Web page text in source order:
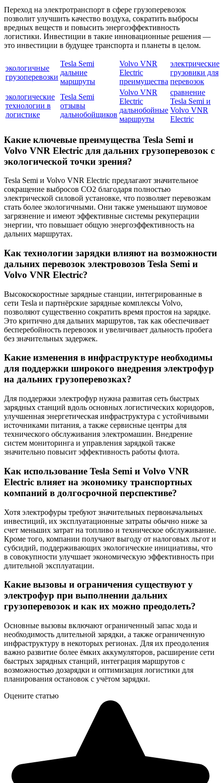
Переход на электротранспорт в сфере грузоперевозок
позволит улучшить качество воздуха, сократить выбросы
вредных веществ и повысить энергоэффективность
логистики. Инвестиции в такие инновационные решения —
это инвестиции в будущее транспорта и планеты в целом.
экологичные
грузоперевозки
Tesla Semi
дальние
маршруты
Volvo VNR
Electric
преимущества
электрические
грузовики для
перевозок
экологические
технологии в
логистике
Tesla Semi
отзывы
дальнобойщиков
Volvo VNR
Electric
дальнобойные
маршруты
сравнение
Tesla Semi и
Volvo VNR
Electric
Какие ключевые преимущества Tesla Semi и
Volvo VNR Electric для дальних грузоперевозок с
экологической точки зрения?
Tesla Semi и Volvo VNR Electric предлагают значительное
сокращение выбросов CO2 благодаря полностью
электрической силовой установке, что позволяет перевозкам
стать более экологичными. Они также уменьшают шумовое
загрязнение и имеют эффективные системы рекуперации
энергии, что повышает общую энергоэффективность на
дальних маршрутах.
Как технологии зарядки влияют на возможности
дальних перевозок электровозов Tesla Semi и
Volvo VNR Electric?
Высокоскоростные зарядные станции, интегрированные в
сети Tesla и партнёрские зарядные комплексы Volvo,
позволяют существенно сократить время простоя на зарядке.
Это критично для дальних маршрутов, так как обеспечивает
бесперебойность перевозок и увеличивает дальность пробега
без значительных задержек.
Какие изменения в инфраструктуре необходимы
для поддержки широкого внедрения электрофур
на дальних грузоперевозках?
Для поддержки электрофур нужна развитая сеть быстрых
зарядных станций вдоль основных логистических коридоров,
улучшенная энергетическая инфраструктура с устойчивыми
источниками питания, а также сервисные центры для
технического обслуживания электромашин. Внедрение
систем мониторинга и управления зарядкой также
значительно повысит эффективность работы флота.
Как использование Tesla Semi и Volvo VNR
Electric влияет на экономику транспортных
компаний в долгосрочной перспективе?
Хотя электрофуры требуют значительных первоначальных
инвестиций, их эксплуатационные затраты обычно ниже за
счет меньших затрат на топливо и техническое обслуживание.
Кроме того, компании получают выгоду от налоговых льгот и
субсидий, поддерживающих экологические инициативы, что
в совокупности улучшает экономическую эффективность при
длительной эксплуатации.
Какие вызовы и ограничения существуют у
электрофур при выполнении дальних
грузоперевозок и как их можно преодолеть?
Основные вызовы включают ограниченный запас хода и
необходимость длительной зарядки, а также ограниченную
инфраструктуру в некоторых регионах. Для их преодоления
важно развитие более ёмких аккумуляторов, расширение сети
быстрых зарядных станций, интеграция маршрутов с
возможностью дозарядки и оптимизация логистики для
планирования остановок с учётом зарядки.
Оцените статью